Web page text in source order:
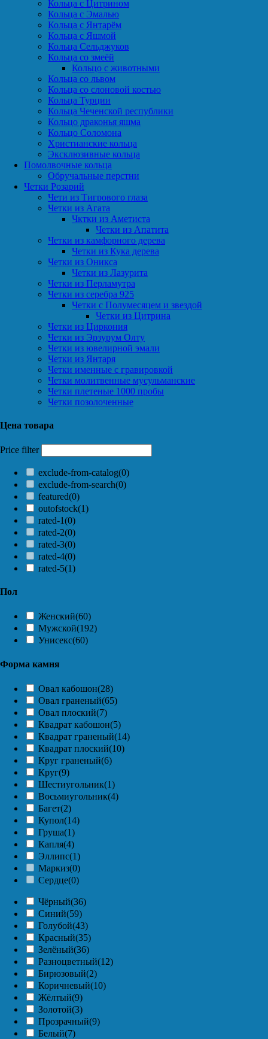
Кольца с Цитрином
Кольца с Эмалью
Кольца с Янтарём
Кольца с Яшмой
Кольца Сельджуков
Кольца со змеёй
Кольцо с животными
Кольца со львом
Кольца со слоновой костью
Кольца Турции
Кольца Чеченской республики
Кольцо драконья яшма
Кольцо Соломона
Христианские кольца
Эксклюзивные кольца
Помолвочные кольца
Обручальные перстни
Четки Розарий
Чети из Тигрового глаза
Четки из Агата
Чктки из Аметиста
Четки из Апатита
Четки из камфорного дерева
Четки из Кука дерева
Четки из Оникса
Четки из Лазурита
Четки из Перламутра
Четки из серебра 925
Четки с Полумесяцем и звездой
Четки из Цитрина
Четки из Циркония
Четки из Эрзурум Олту
Четки из ювелирной эмали
Четки из Янтаря
Четки именные с гравировкой
Четки молитвенные мусульманские
Четки плетеные 1000 пробы
Четки позолоченные
Цена товара
Price filter
exclude-from-catalog(0)
exclude-from-search(0)
featured(0)
outofstock(1)
rated-1(0)
rated-2(0)
rated-3(0)
rated-4(0)
rated-5(1)
Пол
Женский(60)
Мужской(192)
Унисекс(60)
Форма камня
Овал кабошон(28)
Овал граненый(65)
Овал плоский(7)
Квадрат кабошон(5)
Квадрат граненый(14)
Квадрат плоский(10)
Круг граненый(6)
Круг(9)
Шестиугольник(1)
Восьмиугольник(4)
Багет(2)
Купол(14)
Груша(1)
Капля(4)
Эллипс(1)
Маркиз(0)
Сердце(0)
Чёрный(36)
Синий(59)
Голубой(43)
Красный(35)
Зелёный(36)
Разноцветный(12)
Бирюзовый(2)
Коричневый(10)
Жёлтый(9)
Золотой(3)
Прозрачный(9)
Белый(7)